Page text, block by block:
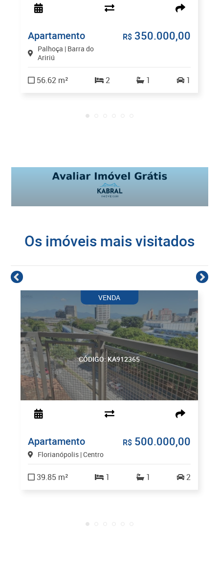
Apartamento
Palhoça | Barra do
Aririú
R$ 350.000,00
56.62 m² 2 1 1
Os imóveis mais visitados
CÓDIGO: KA912365
VENDA
Apartamento
Florianópolis | Centro
R$ 500.000,00
39.85 m² 1 1 2